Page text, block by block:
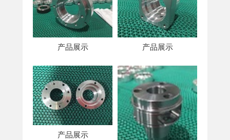
产品展示 产品展示
产品展示